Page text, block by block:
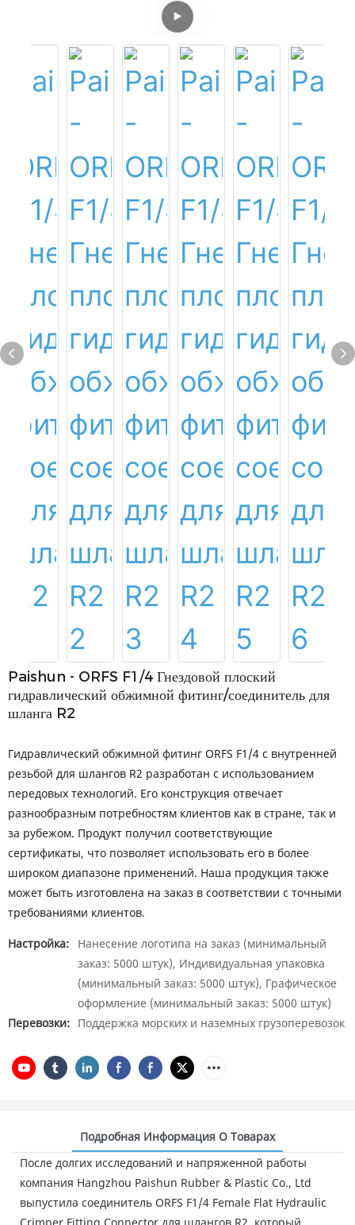
Paishun - ORFS F1/4 Гнездовой плоский
гидравлический обжимной фитинг/соединитель для
шланга R2
Гидравлический обжимной фитинг ORFS F1/4 с внутренней
резьбой для шлангов R2 разработан с использованием
передовых технологий. Его конструкция отвечает
разнообразным потребностям клиентов как в стране, так и
за рубежом. Продукт получил соответствующие
сертификаты, что позволяет использовать его в более
широком диапазоне применений. Наша продукция также
может быть изготовлена ​​на заказ в соответствии с точными
требованиями клиентов.
Настройка:
Нанесение логотипа на заказ (минимальный
заказ: 5000 штук), Индивидуальная упаковка
(минимальный заказ: 5000 штук), Графическое
оформление (минимальный заказ: 5000 штук)
Перевозки: Поддержка морских и наземных грузоперевозок
Подробная Информация О Товарах
После долгих исследований и напряженной работы
компания Hangzhou Paishun Rubber & Plastic Co., Ltd
выпустила соединитель ORFS F1/4 Female Flat Hydraulic